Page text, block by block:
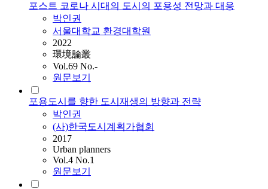
포스트 코로나 시대의 도시의 포용성 전망과 대응
박인권
서울대학교 환경대학원
2022
環境論叢
Vol.69 No.-
원문보기
포용도시를 향한 도시재생의 방향과 전략
박인권
(사)한국도시계획가협회
2017
Urban planners
Vol.4 No.1
원문보기